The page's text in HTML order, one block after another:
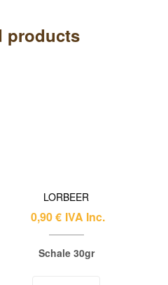
products
LORBEER
0,90€ IVA Inc.
Schale 30gr